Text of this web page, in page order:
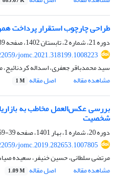
طراحی چارچوب استقرار پرداخت
دوره 21، شماره 2، تابستان 1402، صفحه
jomc.2021.318199.1008223
سید محمدباقر جعفری، اسداله
مشاهده مقاله
اصل مقاله 1 M
بررسی عکس‌العمل مخاطب به
شخصیت
دوره 20، شماره 1، بهار 1401، صفحه
39-69
jomc.2019.282653.1007805
مرتضی سلطانی، حسین خنیفر، سعیده
مشاهده مقاله
اصل مقاله 1.09 M